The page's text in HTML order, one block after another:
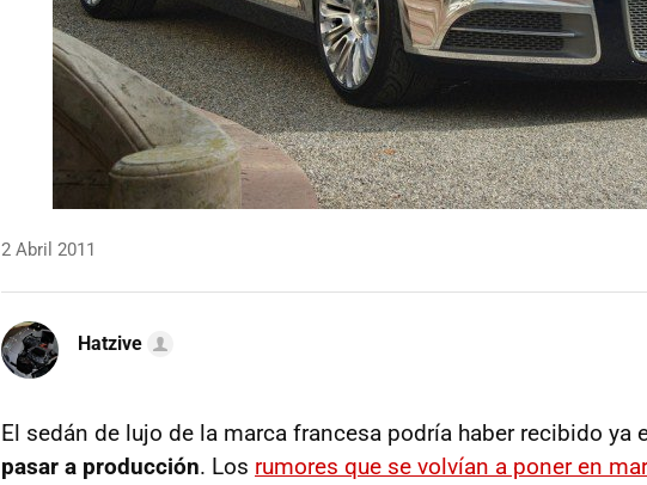
2 Abril 2011
Hatzive
El sedán de lujo de la marca francesa podría haber recibido ya
pasar a producción. Los rumores que se volvían a poner en